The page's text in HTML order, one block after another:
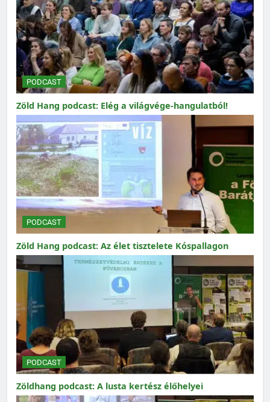
PODCAST
Zöld Hang podcast: Elég a világvége-hangulatból!
PODCAST
Zöld Hang podcast: Az élet tisztelete Kóspallagon
PODCAST
Zöldhang podcast: A lusta kertész élőhelyei